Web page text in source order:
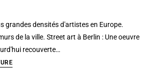
design
grandes densités d'artistes en Europe.
de la ville. Street art à Berlin : Une oeuvre
recouverte…
Street